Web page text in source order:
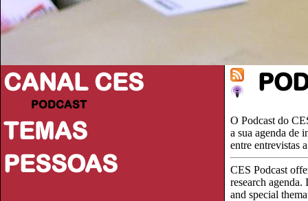
CANAL CES
PODCAST
TEMAS
PESSOAS
O Podcast do
a sua agenda de
entre entrevistas
CES Podcast
research
and special